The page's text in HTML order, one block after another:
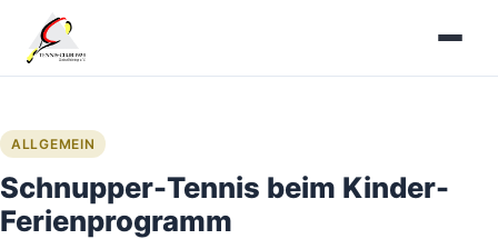
Inhalt
springen
ALLGEMEIN
Schnupper-Tennis beim Kinder-
Ferienprogramm